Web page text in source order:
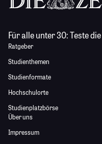
Für alle unter 30:Teste die
Ratgeber
Studienthemen
Studienformate
Hochschulorte
Studienplatzbörse
Über uns
Impressum